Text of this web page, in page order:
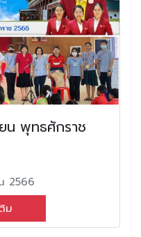
น พุทธศักราช
2566
ม